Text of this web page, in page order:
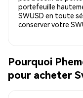
portefeuille
SWUSD en toute
conserver votre
Pourquoi
pour acheter